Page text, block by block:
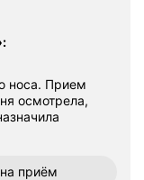
:
носа. Прием
осмотрела,
на приём